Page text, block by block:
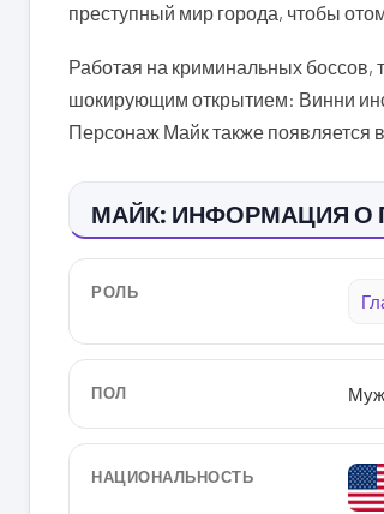
преступный мир города, чтобы
Работая на криминальных боссов,
шокирующим открытием: Винни
Персонаж Майк также появляется в
МАЙК: ИНФОРМАЦИЯ О
РОЛЬ
ПОЛ
НАЦИОНАЛЬНОСТЬ